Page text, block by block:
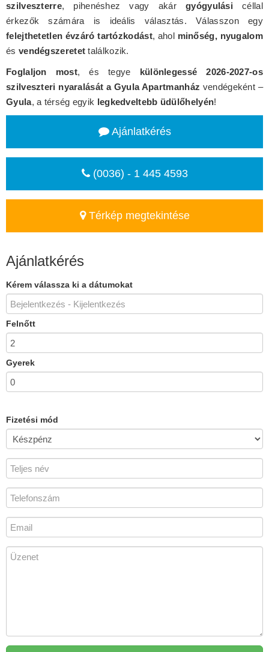
szilveszterre, pihenéshez vagy akárgyógyulási céllal
érkezők számára is ideális választás. Válasszon egy
felejthetetlen évzáró tartózkodást, ahol minőség, nyugalom
és vendégszeretet találkozik.
Foglaljon most, és tegye különlegessé 2026-2027-os
szilveszteri nyaralását a Gyula Apartmanház vendégeként –
Gyula, a térség egyik legkedveltebb üdülőhelyén!
Ajánlatkérés
(0036) - 1 445 4593
Térkép megtekintése
Ajánlatkérés
Kérem válassza ki a dátumokat
Felnőtt
Gyerek
Fizetési mód